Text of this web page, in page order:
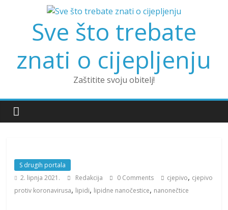
Sve što trebate
znati o cijepljenju
Zaštitite svoju obitelj!
S drugih portala
2. lipnja 2021.
Redakcija 0 Comments cjepivo, cjepivo
protiv koronavirusa, lipidi, lipidne nanočestice, nanonečtice